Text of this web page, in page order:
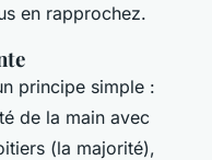
en rapprochez.
principe simple :
de la main avec
(la majorité),